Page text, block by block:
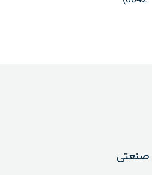
صنعتی